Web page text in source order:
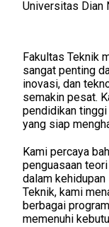
Universitas Dian
Fakultas Teknik
sangat penting
inovasi, dan
semakin pesat.
pendidikan
yang siap
Kami percaya
penguasaan
dalam kehidupan
Teknik, kami
berbagai
memenuhi